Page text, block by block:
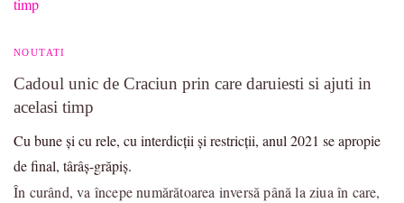
NOUTATI
Cadoul unic de Craciun prin care daruiesti si ajuti in
acelasi timp
Cu bune și cu rele, cu interdicții și restricții, anul 2021 se apropie
de final, târâș-grăpiș.
În curând, va începe numărătoarea inversă până la ziua în care,